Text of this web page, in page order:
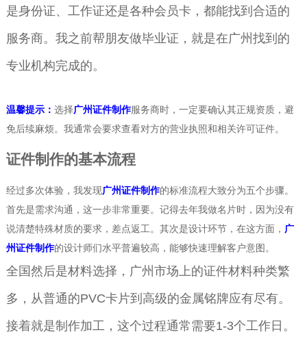
是身份证、工作证还是各种会员卡，都能找到合适的
服务商。我之前帮朋友做毕业证，就是在广州找到的
专业机构完成的。
温馨提示： 选择广州证件制作服务商时，一定要确认其正规资质，避
免后续麻烦。我通常会要求查看对方的营业执照和相关许可证件。
证件制作的基本流程
经过多次体验，我发现广州证件制作的标准流程大致分为五个步骤。
首先是需求沟通，这一步非常重要。记得去年我做名片时，因为没有
说清楚特殊材质的要求，差点返工。其次是设计环节，在这方面， 广
州证件制作的设计师们水平普遍较高，能够快速理解客户意图。
全国然后是材料选择，广州市场上的证件材料种类繁
多，从普通的PVC卡片到高级的金属铭牌应有尽有。
接着就是制作加工，这个过程通常需要1-3个工作日。